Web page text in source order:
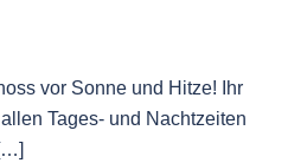
vor Sonne und Hitze! Ihr
Tages- und Nachtzeiten